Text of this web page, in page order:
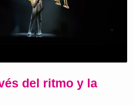
del ritmo y la